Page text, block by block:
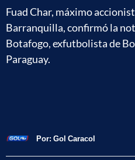
Fuad Char, máximo
Barranquilla, confirmó la
Botafogo, exfutbolista de
Paraguay.
Por: Gol Caracol